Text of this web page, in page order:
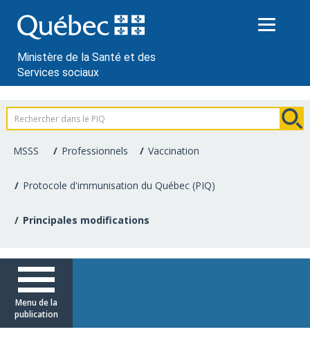
au
contenu
Ministère de la Santé et des
Services sociaux
Information
pour
les
professionnels
la
santé
MSSS Professionnels Vaccination
Protocole d'immunisation du Québec (PIQ)
Principales modifications
Menu de la
publication